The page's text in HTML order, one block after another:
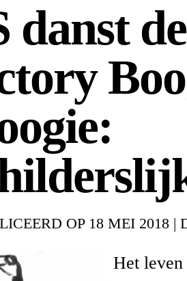
danst de
OP 18 MEI 2018 |
Het